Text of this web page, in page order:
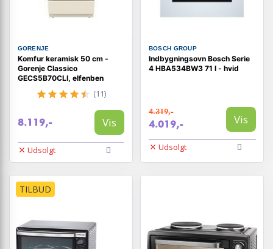
GORENJE
Komfur keramisk 50 cm -
Gorenje Classico
GECS5B70CLI, elfenben
(11)
8.119,- Vis
Udsolgt
BOSCH GROUP
Indbygningsovn Bosch Serie
4 HBA534BW3 71 l - hvid
4.319,-
4.019,- Vis
Udsolgt
TILBUD